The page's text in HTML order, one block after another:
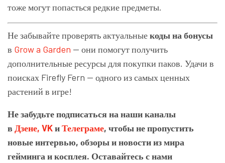
тоже могут попасться редкие предметы.
Не забывайте проверять актуальныекоды на бонусы
в Grow a Garden — они помогут получить
дополнительные ресурсы для покупки паков. Удачи в
поисках Firefly Fern — одного из самых ценных
растений в игре!
Не забудьте подписаться на наши каналы
в Дзене, VKиТелеграме, чтобы не пропустить
новые интервью, обзоры и новости из мира
гейминга и косплея. Оставайтесь с нами